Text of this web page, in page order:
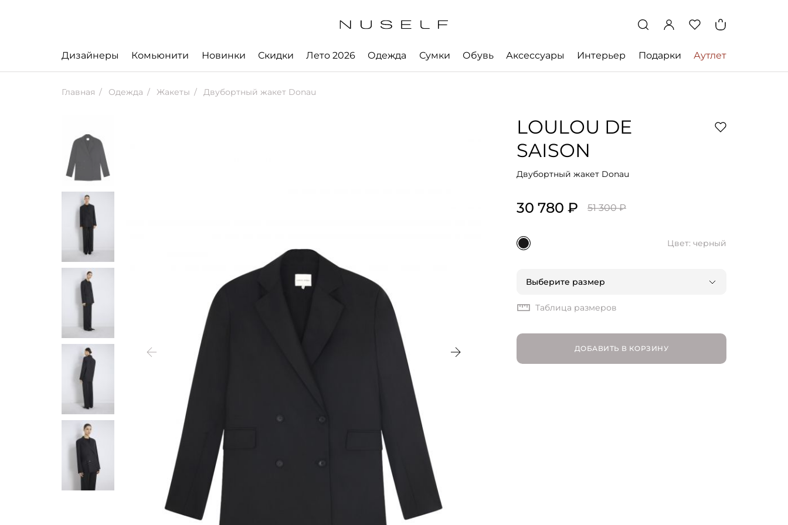
Дизайнеры Комьюнити Новинки Скидки Лето 2026 Одежда Сумки Обувь Аксессуары Интерьер Подарки Аутлет
Главная Одежда Жакеты Двубортный жакет Donau
LOULOU DE
SAISON
Двубортный жакет Donau
30 780 ₽ 51 300 ₽
Цвет: черный
Выберите размер
XS | RU 42
S | RU 44
Таблица размеров
ДОБАВИТЬ В КОРЗИНУ